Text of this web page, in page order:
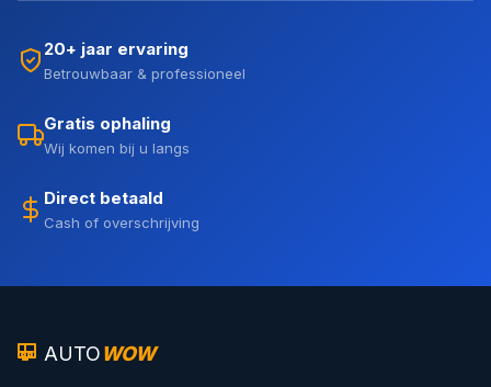
20+ jaar ervaring
Betrouwbaar & professioneel
Gratis ophaling
Wij komen bij u langs
Direct betaald
Cash of overschrijving
AUTOWOW